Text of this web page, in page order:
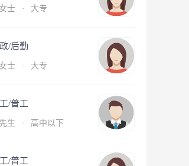
士 · 大专
/后勤
士 · 大专
/普工
生 · 高中以下
/普工